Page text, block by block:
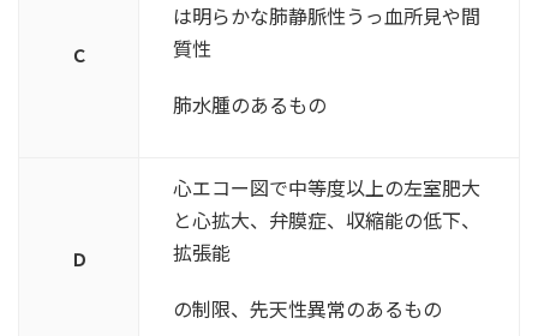
Ｃ
は明らかな肺静脈性うっ血所見や間
質性
肺水腫のあるもの
Ｄ
心エコー図で中等度以上の左室肥大
と心拡大、弁膜症、収縮能の低下、
拡張能
の制限、先天性異常のあるもの